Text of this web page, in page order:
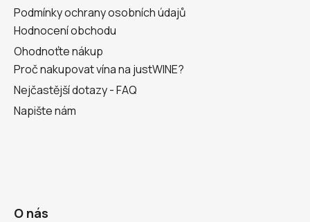
Podmínky ochrany osobních údajů
Hodnocení obchodu
Ohodnoťte nákup
Proč nakupovat vína na justWINE?
Nejčastější dotazy - FAQ
Napište nám
O nás